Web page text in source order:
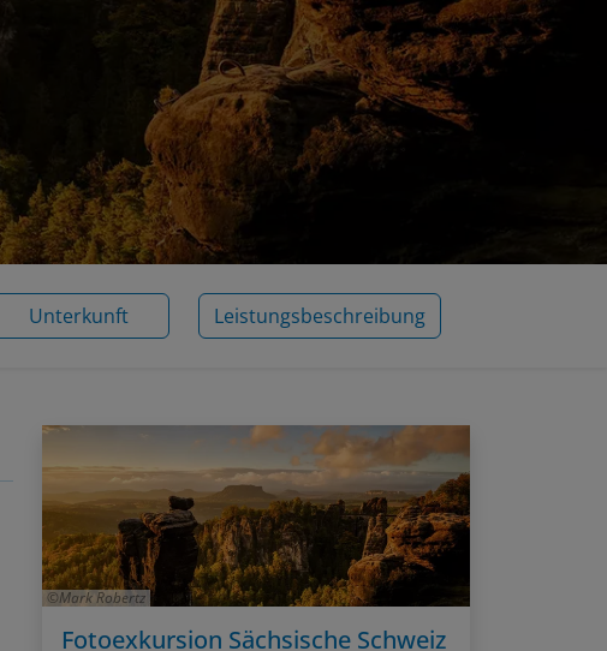
Unterkunft Leistungsbeschreibung
Mark Robertz
Fotoexkursion Sächsische Schweiz